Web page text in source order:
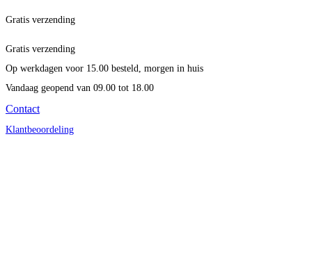
Gratis verzending
Gratis verzending
Op werkdagen voor 15.00 besteld, morgen in huis
Vandaag geopend van 09.00 tot 18.00
Contact
Klantbeoordeling